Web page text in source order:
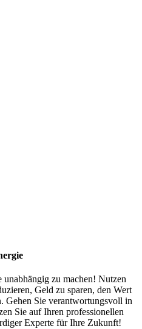
zu machen! Nutzen
Geld zu sparen, den Wert
Gehen Sie verantwortungsvoll in
Sie auf Ihren professionellen
Experte für Ihre Zukunft!